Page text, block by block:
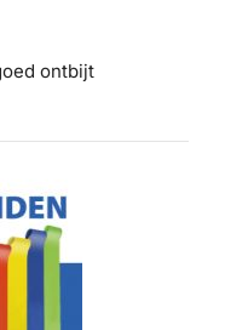
ontbijt